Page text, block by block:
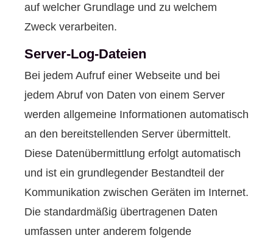
auf welcher Grundlage und zu welchem
Zweck verarbeiten.
Server-Log-Dateien
Bei jedem Aufruf einer Webseite und bei
jedem Abruf von Daten von einem Server
werden allgemeine Informationen automatisch
an den bereitstellenden Server übermittelt.
Diese Datenübermittlung erfolgt automatisch
und ist ein grundlegender Bestandteil der
Kommunikation zwischen Geräten im Internet.
Die standardmäßig übertragenen Daten
umfassen unter anderem folgende